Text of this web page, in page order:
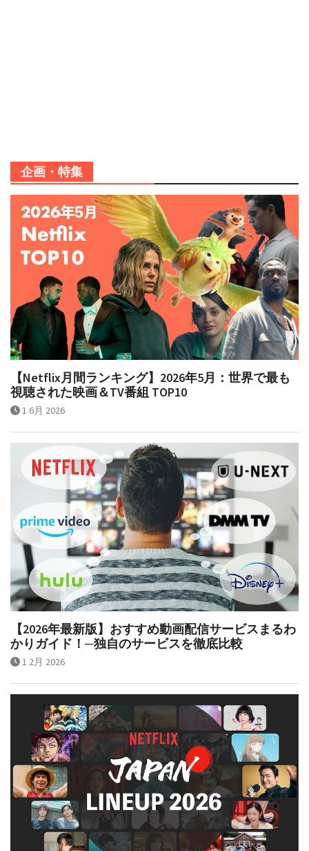
企画・特集
【Netflix月間ランキング】2026年5月：世界で最も
視聴された映画＆TV番組 TOP10
1 6月 2026
【2026年最新版】おすすめ動画配信サービスまるわ
かりガイド！─独自のサービスを徹底比較
1 2月 2026